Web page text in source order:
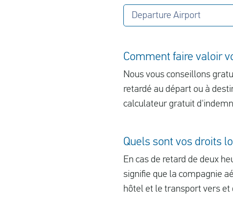
Departure Airport
Comment faire valoir
Nous vous conseillons
retardé au départ ou à
calculateur gratuit
Quels sont vos droits
En cas de retard de deux
signifie que la compagnie
hôtel et le transport vers et